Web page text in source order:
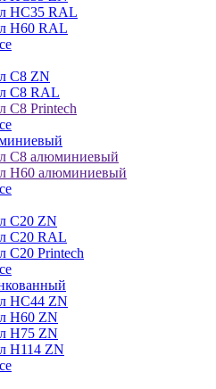
НС35 RAL
Н60 RAL
С8 ZN
С8 RAL
С8 Printech
С8 алюминиевый
Н60 алюминиевый
С20 ZN
С20 RAL
С20 Printech
НС44 ZN
Н60 ZN
Н75 ZN
Н114 ZN